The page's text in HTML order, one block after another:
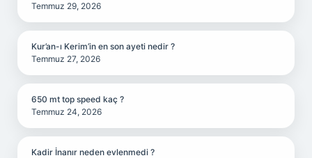
Temmuz 29, 2026
Kur’an-ı Kerim’in en son ayeti nedir ?
Temmuz 27, 2026
650 mt top speed kaç ?
Temmuz 24, 2026
Kadir İnanır neden evlenmedi ?